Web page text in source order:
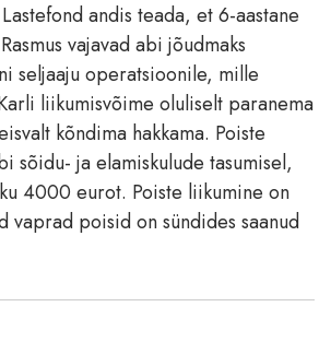
andis teada, et 6-aastane
vajavad abi jõudmaks
seljaaju operatsioonile, mille
liikumisvõime oluliselt paranema
kõndima hakkama. Poiste
sõidu- ja elamiskulude tasumisel,
4000 eurot. Poiste liikumine on
vaprad poisid on sündides saanud